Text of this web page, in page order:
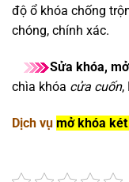
độ ổ khóa chống
chóng, chính xác.
Sửa khóa,
chìa khóa cửa cuốn,
Dịch vụ mở khóa